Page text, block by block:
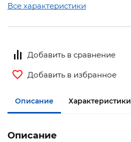
Все характеристики
Добавить в сравнение
Добавить в избранное
Описание Характеристики
Описание